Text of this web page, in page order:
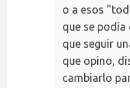
o a esos
que se podía
que seguir
que opino,
cambiarlo